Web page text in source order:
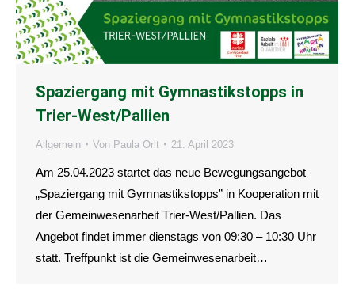
Spaziergang mit Gymnastikstopps in
Trier-West/Pallien
Allgemein Von Paula Orlt 21. April 2023
Am 25.04.2023 startet das neue Bewegungsangebot
„Spaziergang mit Gymnastikstopps” in Kooperation mit
der Gemeinwesenarbeit Trier-West/Pallien. Das
Angebot findet immer dienstags von 09:30 – 10:30 Uhr
statt. Treffpunkt ist die Gemeinwesenarbeit…